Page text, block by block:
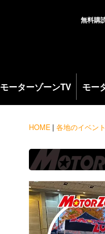
無料購
モーターゾーンTV モー
HOME | 各地のイベン